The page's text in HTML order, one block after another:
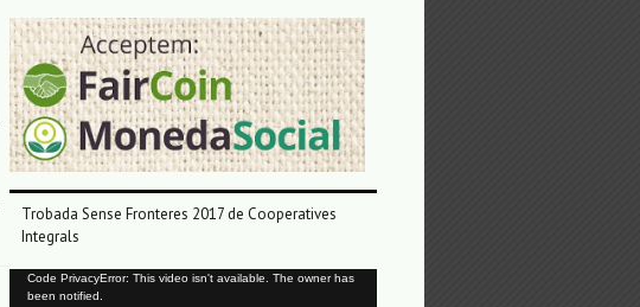
Trobada Sense Fronteres 2017 de Cooperatives
Integrals
Reproductor
Code PrivacyError: This video isn't available. The owner has
been notified.